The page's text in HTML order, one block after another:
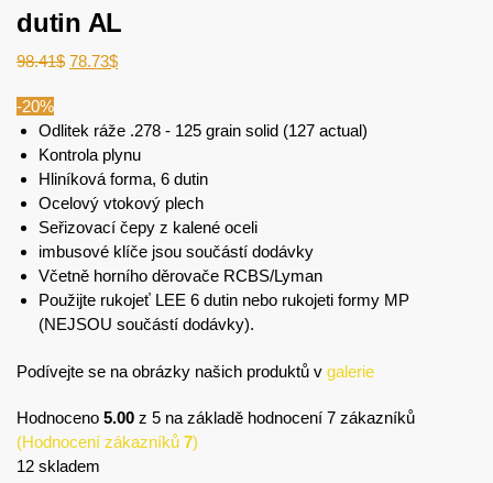
dutin AL
98.41$ 78.73$
-20%
Odlitek ráže .278 - 125 grain solid (127 actual)
Kontrola plynu
Hliníková forma, 6 dutin
Ocelový vtokový plech
Seřizovací čepy z kalené oceli
imbusové klíče jsou součástí dodávky
Včetně horního děrovače RCBS/Lyman
Použijte rukojeť LEE 6 dutin nebo rukojeti formy MP
(NEJSOU součástí dodávky).
Podívejte se na obrázky našich produktů v galerie
Hodnoceno 5.00 z 5 na základě hodnocení 7 zákazníků
(Hodnocení zákazníků 7)
12 skladem